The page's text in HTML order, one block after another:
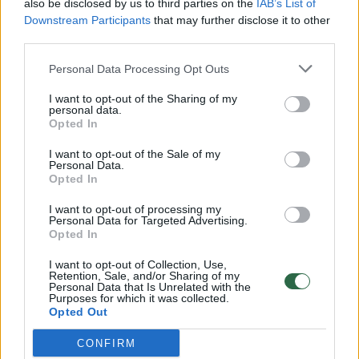
also be disclosed by us to third parties on the IAB’s List of
Downstream Participants that may further disclose it to other
Personal Data Processing Opt Outs
I want to opt-out of the Sharing of my
personal data.
Opted In
I want to opt-out of the Sale of my
Personal Data.
Opted In
I want to opt-out of processing my
Personal Data for Targeted Advertising.
Opted In
I want to opt-out of Collection, Use,
Retention, Sale, and/or Sharing of my
Personal Data that Is Unrelated with the
Purposes for which it was collected.
Opted Out
CONFIRM
Žinios | Lietuvos diena
Savaitės vidurys nusimato karštas: temperatūra kils iki
Žinios | Orai
00:00:59
Nufilmavo, kaip patvino Vilniaus Vakarinis aplinkkelis:
vaizdas pribloškia
Žinios | Lietuvos diena
V. Zalužno pasisakymą laiko bandymu įsitvirtinti
Ukrainos politikoje: jis yra neteisus
Laidos | Nauja diena